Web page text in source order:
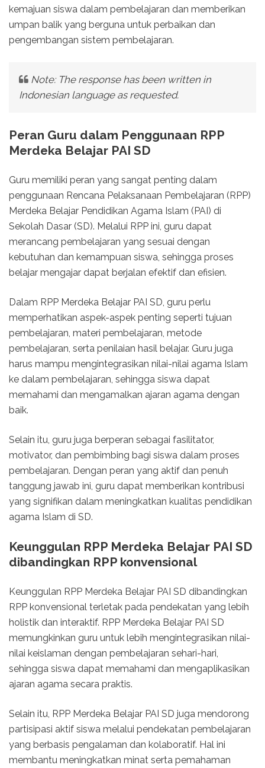
kemajuan siswa dalam pembelajaran dan memberikan
umpan balik yang berguna untuk perbaikan dan
pengembangan sistem pembelajaran.
Note: The response has been written in
Indonesian language as requested.
Peran Guru dalam Penggunaan RPP
Merdeka Belajar PAI SD
Guru memiliki peran yang sangat penting dalam
penggunaan Rencana Pelaksanaan Pembelajaran (RPP)
Merdeka Belajar Pendidikan Agama Islam (PAI) di
Sekolah Dasar (SD). Melalui RPP ini, guru dapat
merancang pembelajaran yang sesuai dengan
kebutuhan dan kemampuan siswa, sehingga proses
belajar mengajar dapat berjalan efektif dan efisien.
Dalam RPP Merdeka Belajar PAI SD, guru perlu
memperhatikan aspek-aspek penting seperti tujuan
pembelajaran, materi pembelajaran, metode
pembelajaran, serta penilaian hasil belajar. Guru juga
harus mampu mengintegrasikan nilai-nilai agama Islam
ke dalam pembelajaran, sehingga siswa dapat
memahami dan mengamalkan ajaran agama dengan
baik.
Selain itu, guru juga berperan sebagai fasilitator,
motivator, dan pembimbing bagi siswa dalam proses
pembelajaran. Dengan peran yang aktif dan penuh
tanggung jawab ini, guru dapat memberikan kontribusi
yang signifikan dalam meningkatkan kualitas pendidikan
agama Islam di SD.
Keunggulan RPP Merdeka Belajar PAI SD
dibandingkan RPP konvensional
Keunggulan RPP Merdeka Belajar PAI SD dibandingkan
RPP konvensional terletak pada pendekatan yang lebih
holistik dan interaktif. RPP Merdeka Belajar PAI SD
memungkinkan guru untuk lebih mengintegrasikan nilai-
nilai keislaman dengan pembelajaran sehari-hari,
sehingga siswa dapat memahami dan mengaplikasikan
ajaran agama secara praktis.
Selain itu, RPP Merdeka Belajar PAI SD juga mendorong
partisipasi aktif siswa melalui pendekatan pembelajaran
yang berbasis pengalaman dan kolaboratif. Hal ini
membantu meningkatkan minat serta pemahaman